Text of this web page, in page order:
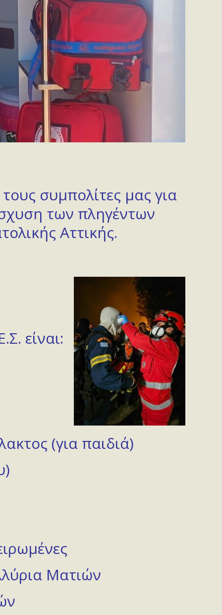
συμπολίτες μας για
των πληγέντων
Αττικής.
είναι:
(για παιδιά)
Ματιών